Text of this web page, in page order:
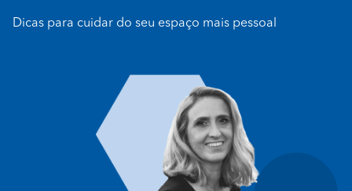
Dicas para cuidar do seu espaço mais pessoal